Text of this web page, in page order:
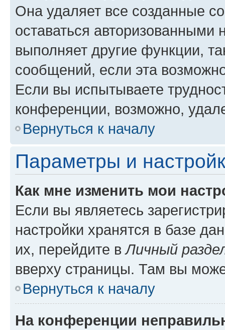
Она удаляет все созданные
оставаться авторизованными
выполняет другие функции,
сообщений, если эта
Если вы испытываете
конференции, возможно,
Вернуться к началу
Параметры и
Как мне изменить мои
Если вы являетесь
настройки хранятся в базе
их, перейдите вЛичный
вверху страницы. Там вы
Вернуться к началу
На конференции